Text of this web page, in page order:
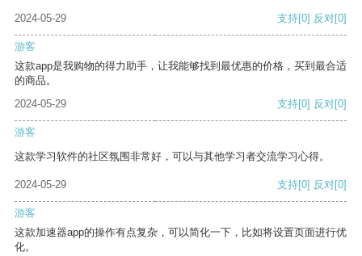
2024-05-29 支持[0] 反对[0]
游客
这款app是我购物的得力助手，让我能够找到最优惠的价格，买到最合适
的商品。
2024-05-29
支持[0] 反对[0]
游客
这款学习软件的社区氛围非常好，可以与其他学习者交流学习心得。
2024-05-29 支持[0] 反对[0]
游客
这款加速器app的操作有点复杂，可以简化一下，比如将设置页面进行优
化。